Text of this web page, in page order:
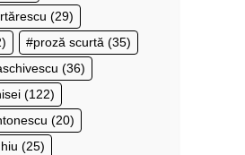
(29)
proză scurtă (35)
(36)
(122)
(20)
(25)